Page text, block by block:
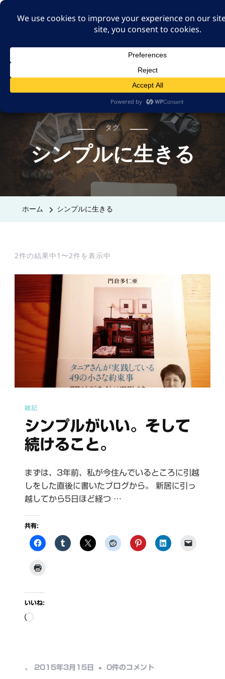
A GUT FEELING 7TH
身近な旅の記録や記憶、たまには思ったことも残そ
タグ
シンプルに生きる
ホーム シンプルに生きる
2件の結果中1〜2件を表示中
雑記
シンプルがいい。そして
続けること。
まずは、3年前、私が今住んでいるところに引越
しをした直後に書いたブログから。 新居に引っ
越してから5日ほど経つ …
共有:
いいね:
読
中…
、 2015年3月15日 シ
0件のコメント